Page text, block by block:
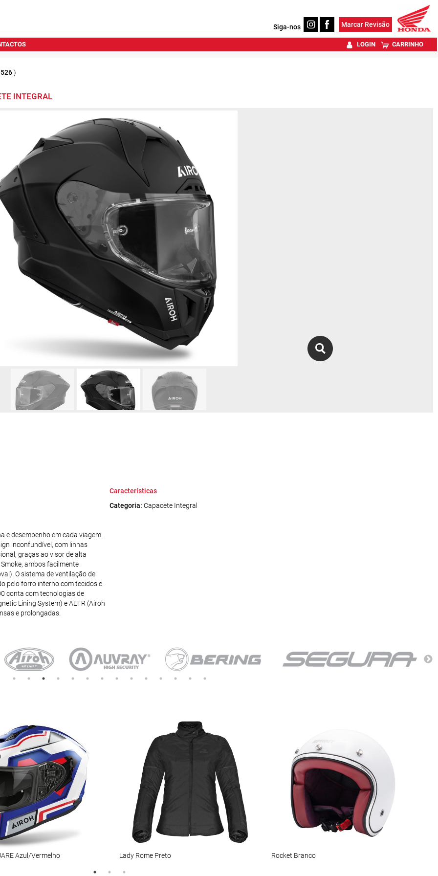
Siga-nos Marcar Revisão
LOGIN CARRINHO
)
INTEGRAL
e desempenho em cada viagem.
inconfundível, com linhas
graças ao visor de alta
ambos facilmente
O sistema de ventilação de
pelo forro interno com tecidos e
conta com tecnologias de
Lining System) e AEFR (Airoh
e prolongadas.
Características
Categoria: Capacete Integral
Azul/Vermelho Lady Rome Preto Rocket Branco